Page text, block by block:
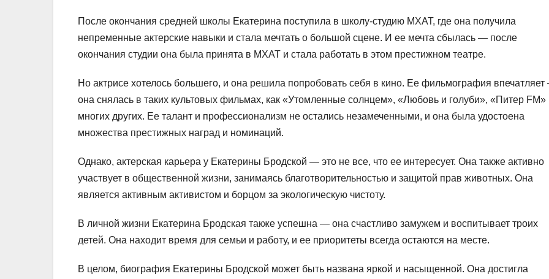
После окончания средней школы Екатерина поступила в школу-студию МХАТ, где она получила
непременные актерские навыки и стала мечтать о большой сцене. И ее мечта сбылась — после
окончания студии она была принята в МХАТ и стала работать в этом престижном театре.
Но актрисе хотелось большего, и она решила попробовать себя в кино. Ее фильмография
она снялась в таких культовых фильмах, как «Утомленные солнцем», «Любовь и голуби», «Питер FM»
многих других. Ее талант и профессионализм не остались незамеченными, и она была удостоена
множества престижных наград и номинаций.
Однако, актерская карьера у Екатерины Бродской — это не все, что ее интересует. Она также активно
участвует в общественной жизни, занимаясь благотворительностью и защитой прав животных. Она
является активным активистом и борцом за экологическую чистоту.
В личной жизни Екатерина Бродская также успешна — она счастливо замужем и воспитывает троих
детей. Она находит время для семьи и работу, и ее приоритеты всегда остаются на месте.
В целом, биография Екатерины Бродской может быть названа яркой и насыщенной. Она достигла